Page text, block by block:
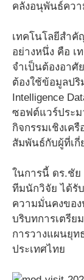
คลังอนุพันธ์ควา
เทคโนโลยีสำ
อย่างหนึ่ง คือ
จำเป็นต้องอาศั
ต้องใช้ข้อมูลป
Intelligence
ซอฟต์แวร์ประ
กิจกรรมเชิงเค
สัมพันธ์กับผู้ที่เ
ในการนี้ ดร.ชั
ทีมนักวิจัย ได้รั
ความมั่นคงของ
บริบทการเตรีย
การวางแผนยุ
ประเทศไทย